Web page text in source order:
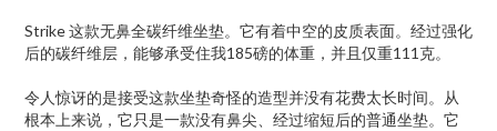
Strike 这款无鼻全碳纤维坐垫。它有着中空的皮质表面。经过强化
后的碳纤维层，能够承受住我185磅的体重，并且仅重111克。
令人惊讶的是接受这款坐垫奇怪的造型并没有花费太长时间。从
根本上来说，它只是一款没有鼻尖、经过缩短后的普通坐垫。它